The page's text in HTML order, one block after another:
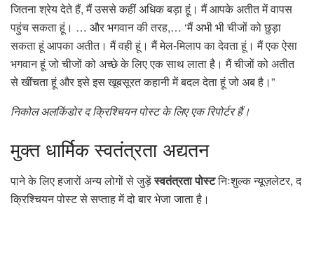
जितना श्रेय देते हैं, मैं उससे कहीं अधिक बड़ा हूं। मैं आपके अतीत में वापस
पहुंच सकता हूं। … और भगवान की तरह,… ‘मैं अभी भी चीजों को छुड़ा
सकता हूं आपका अतीत। मैं वही हूं। मैं मेल-मिलाप का देवता हूं। मैं एक ऐसा
भगवान हूं जो चीजों को अच्छे के लिए एक साथ लाता है। मैं चीजों को अतीत
से खींचता हूं और इसे इस खूबसूरत कहानी में बदल देता हूं जो अब है।”
निकोल अलकिंडोर द क्रिश्चियन पोस्ट के लिए एक रिपोर्टर हैं।
मुक्तधार्मिक स्वतंत्रता अद्यतन
पाने के लिए हजारों अन्य लोगों से जुड़ेंस्वतंत्रता पोस्टनिःशुल्क न्यूज़लेटर, द
क्रिश्चियन पोस्ट से सप्ताह में दो बार भेजा जाता है।